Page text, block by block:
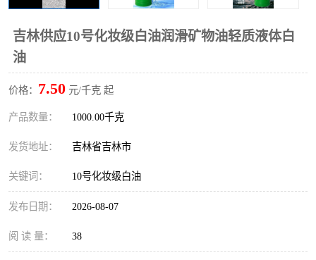
吉林供应10号化妆级白油润滑矿物油轻质液体白
油
价格： 7.50 元/千克 起
产品数量： 1000.00千克
发货地址： 吉林省吉林市
关键词： 10号化妆级白油
发布日期： 2026-08-07
阅 读 量： 38